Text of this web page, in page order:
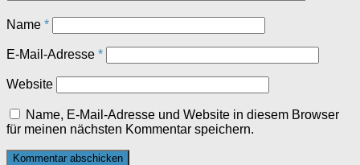
Name *
E-Mail-Adresse *
Website
Name, E-Mail-Adresse und Website in diesem Browser
für meinen nächsten Kommentar speichern.